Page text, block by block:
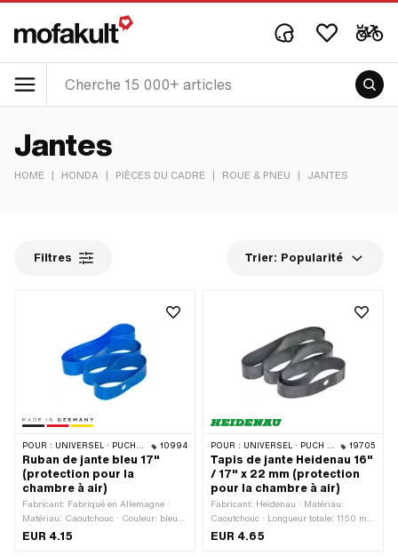
Jantes
HOME | HONDA | PIÈCES DU CADRE | ROUE & PNEU | JANTES
Filtres Trier: Popularité
POUR : UNIVERSEL · PUCH · SACHS · PONY / CILO (BÊTA 521 & 512) · PIAGGIO · ZÜNDAPP BELMONDO · TOMOS 10994
Ruban de jante bleu 17"
(protection pour la
chambre à air)
Fabricant: Fabriqué en Allemagne ·
Matériau: Caoutchouc · Couleur: bleu ·
Longueur totale: 1280 mm · Largeur:
EUR 4.15
POUR : UNIVERSEL · PUCH · SACHS · PONY / CILO (BÊTA 521 & 512) · PIAGGIO · ZÜNDAPP BELMONDO · TOMOS · BYE BIKE · ALPA CHOPPER / TURBO · CILO 19705
Tapis de jante Heidenau 16"
/ 17" x 22 mm (protection
pour la chambre à air)
Fabricant: Heidenau · Matériau:
Caoutchouc · Longueur totale: 1150 mm
· Couleur: noir · Largeur: 22 mm ·
EUR 4.65